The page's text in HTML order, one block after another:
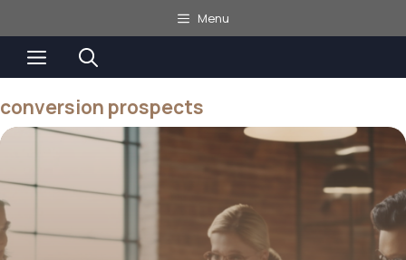
au
contenu
Menu
Menu
conversion prospects